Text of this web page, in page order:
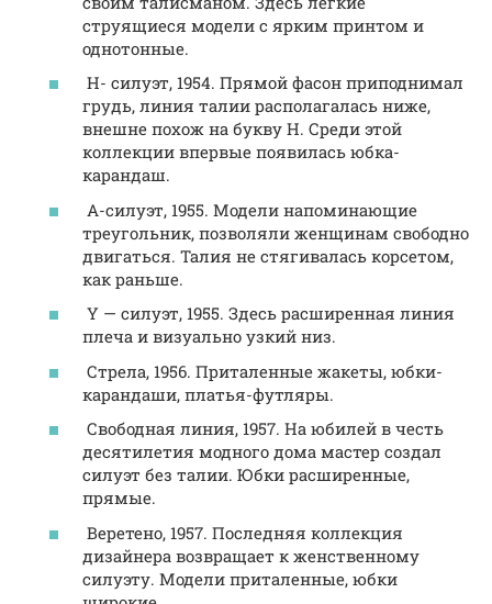
струящиеся модели с ярким принтом и
однотонные.
Н- силуэт, 1954. Прямой фасон приподнимал
грудь, линия талии располагалась ниже,
внешне похож на букву Н. Среди этой
коллекции впервые появилась юбка-
карандаш.
А-силуэт, 1955. Модели напоминающие
треугольник, позволяли женщинам свободно
двигаться. Талия не стягивалась корсетом,
как раньше.
Y — силуэт, 1955. Здесь расширенная линия
плеча и визуально узкий низ.
Стрела, 1956. Приталенные жакеты, юбки-
карандаши, платья-футляры.
Свободная линия, 1957. На юбилей в честь
десятилетия модного дома мастер создал
силуэт без талии. Юбки расширенные,
прямые.
Веретено, 1957. Последняя коллекция
дизайнера возвращает к женственному
силуэту. Модели приталенные, юбки